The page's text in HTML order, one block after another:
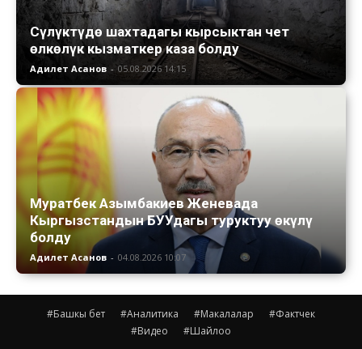
Сүлүктүдө шахтадагы кырсыктан чет
өлкөлүк кызматкер каза болду
Адилет Асанов - 05.08.2026 14:15
Муратбек Азымбакиев Женевада
Кыргызстандын БУУдагы туруктуу өкүлү
болду
Адилет Асанов - 04.08.2026 10:07
#Башкы бет #Аналитика #Макалалар
#Фактчек
#Видео
#Шайлоо